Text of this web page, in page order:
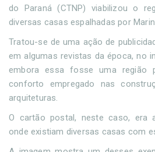
do Paraná (CTNP) viabilizou o
diversas casas espalhadas por
Tratou-se de uma ação de
em algumas revistas da época, no
embora essa fosse uma região
conforto empregado nas
arquiteturas.
O cartão postal, neste caso, era
onde existiam diversas casas com